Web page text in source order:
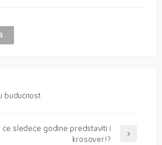
budućnost
će sledeće godine predstaviti i
krosover!?